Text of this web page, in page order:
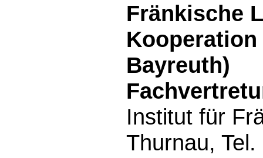
Fränkische
Bayreuth)
Institut für
Thurnau,